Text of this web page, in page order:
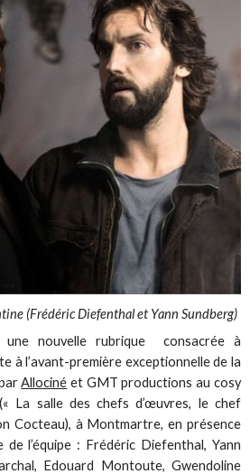
(Frédéric Diefenthal et Yann Sundberg)
une nouvelle rubrique consacrée à
à l’avant-première exceptionnelle de la
Allociné et GMT productions au cosy
La salle des chefs d’œuvres, le chef
Cocteau), à Montmartre, en présence
l’équipe : Frédéric Diefenthal, Yann
Edouard Montoute, Gwendoline